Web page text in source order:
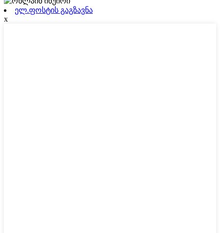
ელ.ფოსტის გაგზავნა
x